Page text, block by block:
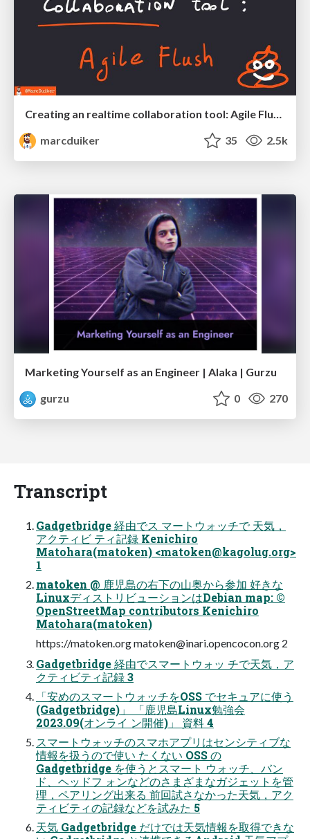
Creating an realtime collaboration tool: Agile Flush - .NET Oxford
marcduiker
35 2.5k
Marketing Yourself as an Engineer | Alaka | Gurzu
gurzu
0 270
Transcript
Gadgetbridge 経由でス マートウォッチで 天気，
アクティビ ティ記録 Kenichiro
Matohara(matoken) <matoken@kagolug.org>
1
matoken @ 鹿児島の右下の山奥から参加 好きな
LinuxディストリビューションはDebian map: ©
OpenStreetMap contributors Kenichiro
Matohara(matoken)
https://matoken.orgmatoken@inari.opencocon.org 2
Gadgetbridge 経由でスマートウォッ チで天気，ア
クティビティ記録 3
「安めのスマートウォッチをOSS でセキュアに使う
(Gadgetbridge)」 「鹿児島Linux勉強会
2023.09(オンライ ン開催)」 資料 4
スマートウォッチのスマホアプリはセンシティブな
情報を扱うので使い たくない OSS の
Gadgetbridge を使うとスマート ウォッチ、バン
ド、ヘッドフ ォンなどのさまざまなガジェットを管
理，ペアリング出来る 前回試さなかった天気，アク
ティビティの記録などを試みた 5
天気 Gadgetbridge だけでは天気情報を取得できな